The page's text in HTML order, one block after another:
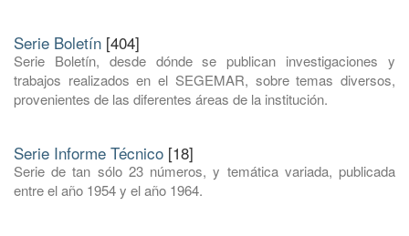
Serie Boletín [404]
Serie Boletín, desde dónde se publican investigaciones y
trabajos realizados en el SEGEMAR, sobre temas diversos,
provenientes de las diferentes áreas de la institución.
Serie Informe Técnico [18]
Serie de tan sólo 23 números, y temática variada, publicada
entre el año 1954 y el año 1964.